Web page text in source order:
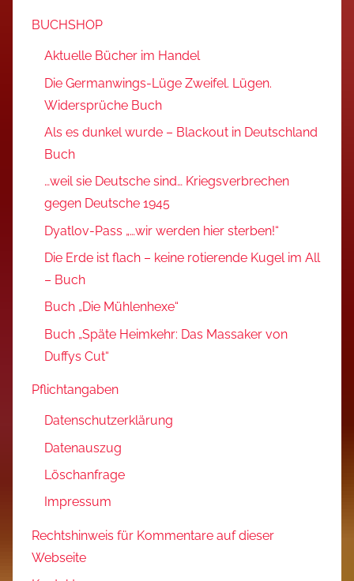
BUCHSHOP
Aktuelle Bücher im Handel
Die Germanwings-Lüge Zweifel. Lügen.
Widersprüche Buch
Als es dunkel wurde – Blackout in Deutschland
Buch
…weil sie Deutsche sind… Kriegsverbrechen
gegen Deutsche 1945
Dyatlov-Pass „…wir werden hier sterben!“
Die Erde ist flach – keine rotierende Kugel im All
– Buch
Buch „Die Mühlenhexe“
Buch „Späte Heimkehr: Das Massaker von
Duffys Cut“
Pflichtangaben
Datenschutzerklärung
Datenauszug
Löschanfrage
Impressum
Rechtshinweis für Kommentare auf dieser
Webseite